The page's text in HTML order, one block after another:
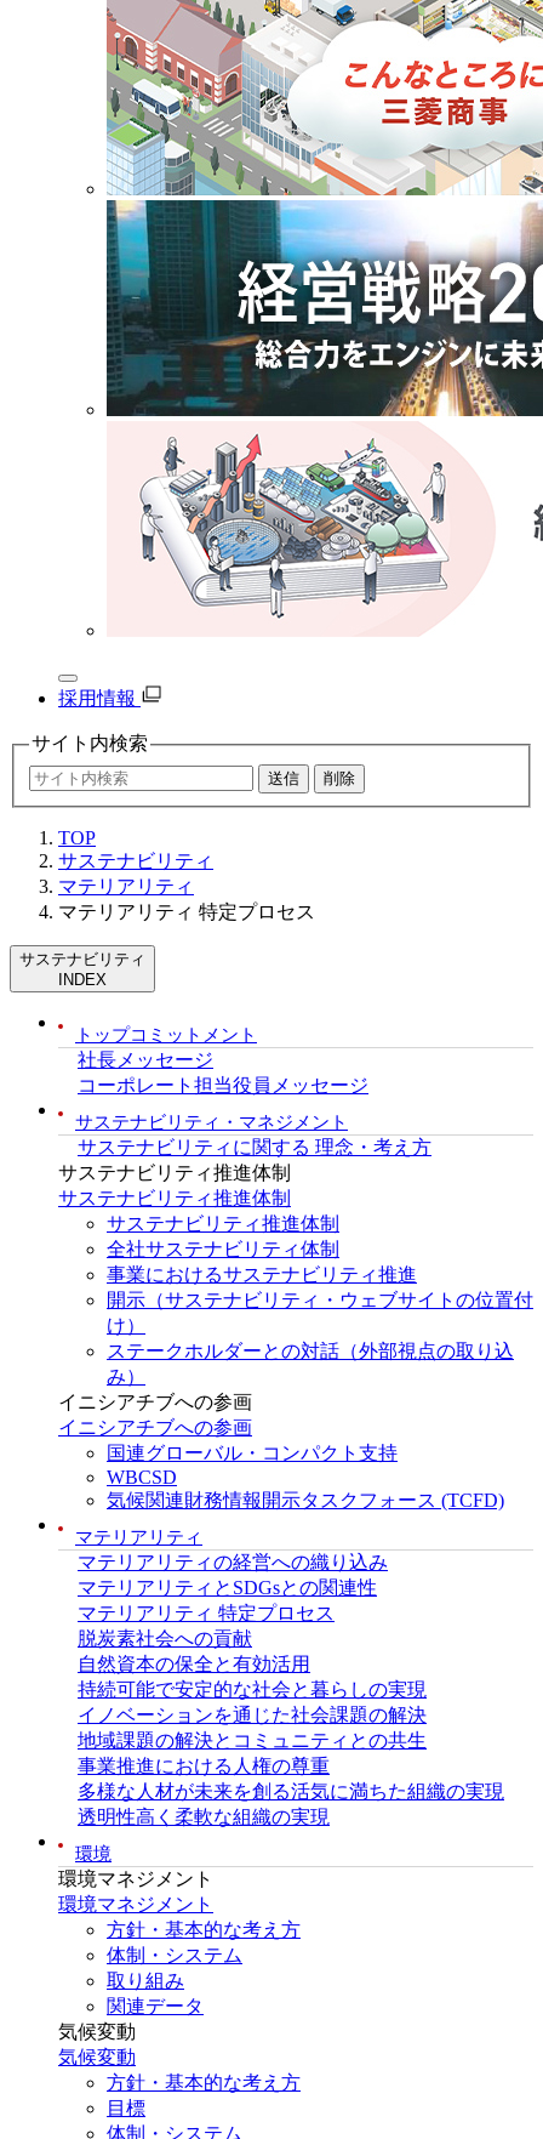
採用情報
サイト内検索
TOP
サステナビリティ
マテリアリティ
マテリアリティ 特定プロセス
サステナビリティ
INDEX
トップコミットメント
社長メッセージ
コーポレート担当役員メッセージ
サステナビリティ・マネジメント
サステナビリティに関する 理念・考え方
サステナビリティ推進体制
サステナビリティ推進体制
サステナビリティ推進体制
全社サステナビリティ体制
事業におけるサステナビリティ推進
開示（サステナビリティ・ウェブサイトの位置付
け）
ステークホルダーとの対話（外部視点の取り込
み）
イニシアチブへの参画
イニシアチブへの参画
国連グローバル・コンパクト支持
WBCSD
気候関連財務情報開示タスクフォース (TCFD)
マテリアリティ
マテリアリティの経営への織り込み
マテリアリティとSDGsとの関連性
マテリアリティ 特定プロセス
脱炭素社会への貢献
自然資本の保全と有効活用
持続可能で安定的な社会と暮らしの実現
イノベーションを通じた社会課題の解決
地域課題の解決とコミュニティとの共生
事業推進における人権の尊重
多様な人材が未来を創る活気に満ちた組織の実現
透明性高く柔軟な組織の実現
環境
環境マネジメント
環境マネジメント
方針・基本的な考え方
体制・システム
取り組み
関連データ
気候変動
気候変動
方針・基本的な考え方
目標
体制・システム